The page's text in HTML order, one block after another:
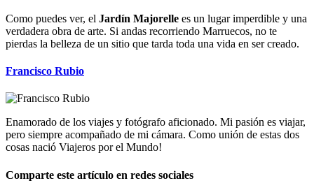
Como puedes ver, el Jardín Majorelle es un lugar imperdible y una
verdadera obra de arte. Si andas recorriendo Marruecos, no te
pierdas la belleza de un sitio que tarda toda una vida en ser creado.
Francisco Rubio
Enamorado de los viajes y fotógrafo aficionado. Mi pasión es viajar,
pero siempre acompañado de mi cámara. Como unión de estas dos
cosas nació Viajeros por el Mundo!
Comparte este artículo en redes sociales